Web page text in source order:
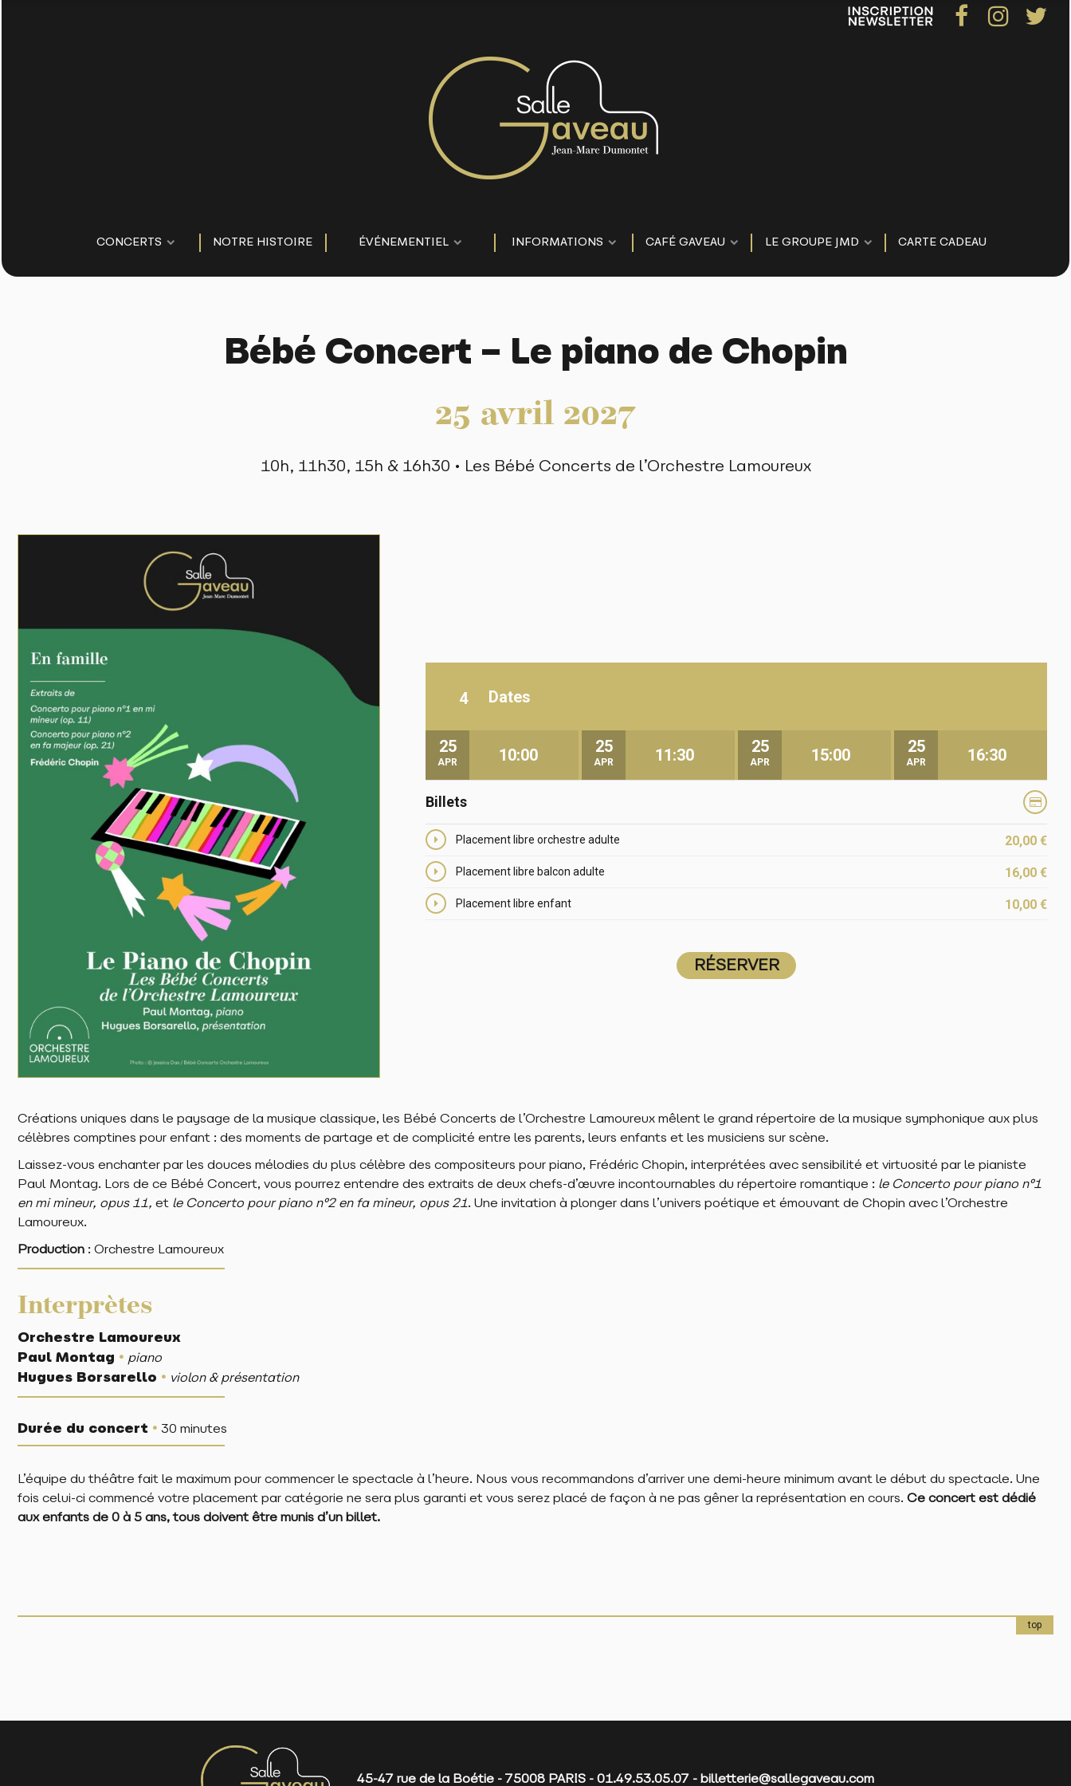
CONCERTS NOTRE HISTOIRE ÉVÉNEMENTIEL INFORMATIONS CAFÉ GAVEAU LE GROUPE JMD CARTE CADEAU
Bébé Concert – Le piano de Chopin
25 avril 2027
10h, 11h30, 15h & 16h30 • Les Bébé Concerts de l’Orchestre Lamoureux
4 Dates
25
APR 10:00 25
APR 11:30 25
APR 15:00 25
APR 16:30
Billets
Placement libre orchestre adulte 20,00 €
Placement libre balcon adulte 16,00 €
Placement libre enfant 10,00 €
RÉSERVER
Créations uniques dans le paysage de la musique classique, les Bébé Concerts de l’Orchestre Lamoureux mêlent le grand répertoire de la musique symphonique aux plus
célèbres comptines pour enfant : des moments de partage et de complicité entre les parents, leurs enfants et les musiciens sur scène.
Laissez-vous enchanter par les douces mélodies du plus célèbre des compositeurs pour piano, Frédéric Chopin, interprétées avec sensibilité et virtuosité par le pianiste
Paul Montag. Lors de ce Bébé Concert, vous pourrez entendre des extraits de deux chefs-d’œuvre incontournables du répertoire romantique : le Concerto pour piano n°1
en mi mineur, opus 11, et le Concerto pour piano n°2 en fa mineur, opus 21. Une invitation à plonger dans l’univers poétique et émouvant de Chopin avec l’Orchestre
Lamoureux.
Production : Orchestre Lamoureux
Interprètes
Orchestre Lamoureux
Paul Montag • piano
Hugues Borsarello • violon & présentation
Durée du concert • 30 minutes
L’équipe du théâtre fait le maximum pour commencer le spectacle à l’heure. Nous vous recommandons d’arriver une demi-heure minimum avant le début du spectacle. Une
fois celui-ci commencé votre placement par catégorie ne sera plus garanti et vous serez placé de façon à ne pas gêner la représentation en cours. Ce concert est dédié
aux enfants de 0 à 5 ans, tous doivent être munis d’un billet.
top
45-47 rue de la Boétie - 75008 PARIS - 01.49.53.05.07 - billetterie@sallegaveau.com